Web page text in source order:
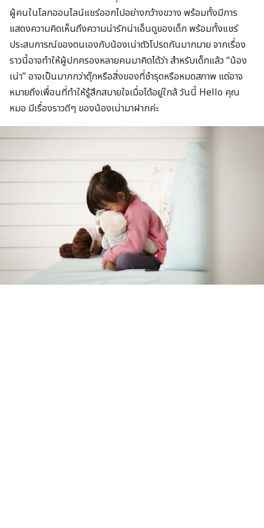
ผู้คนในโลกออนไลน์แชร์ออกไปอย่างกว้างขวาง พร้อมทั้งมีการ
แสดงความคิดเห็นถึงความน่ารักน่าเอ็นดูของเด็ก พร้อมทั้งแชร์
ประสบการณ์ของตนเองกับน้องเน่าตัวโปรดกันมากมาย จากเรื่อง
ราวนี้อาจทำให้ผู้ปกครองหลายคนมาคิดได้ว่า สำหรับเด็กแล้ว “น้อง
เน่า” อาจเป็นมากกว่าตุ๊กหรือสิ่งของที่ชำรุดหรือหมดสภาพ แต่อาจ
หมายถึงเพื่อนที่ทำให้รู้สึกสบายใจเมื่อได้อยู่ใกล้ วันนี้ Hello คุณ
หมอ มีเรื่องราวดีๆ ของน้องเน่ามาฝากค่ะ